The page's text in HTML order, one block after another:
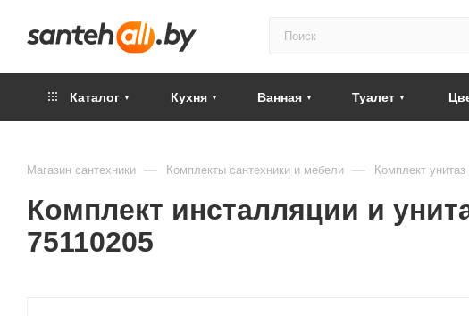
Каталог Кухня Ванная Туалет
Магазин сантехники — Комплекты сантехники и мебели — Комплект
Комплект инсталляции и
75110205